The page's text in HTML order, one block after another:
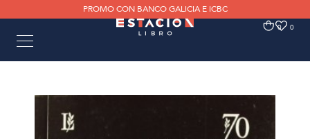
PROMO CON BANCO GALICIA E ICBC
0 0